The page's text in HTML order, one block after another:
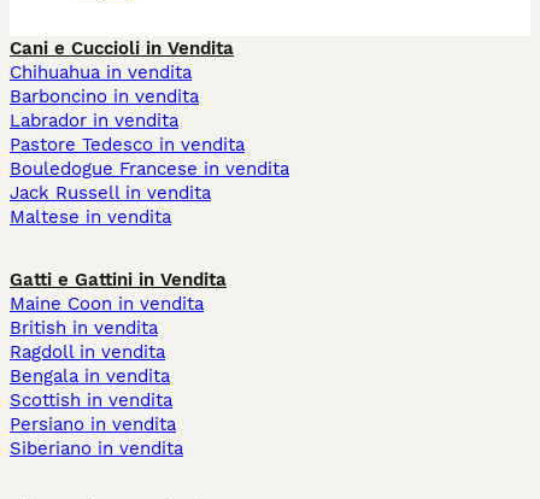
Cani e Cuccioli in Vendita
Chihuahua in vendita
Barboncino in vendita
Labrador in vendita
Pastore Tedesco in vendita
Bouledogue Francese in vendita
Jack Russell in vendita
Maltese in vendita
Gatti e Gattini in Vendita
Maine Coon in vendita
British in vendita
Ragdoll in vendita
Bengala in vendita
Scottish in vendita
Persiano in vendita
Siberiano in vendita